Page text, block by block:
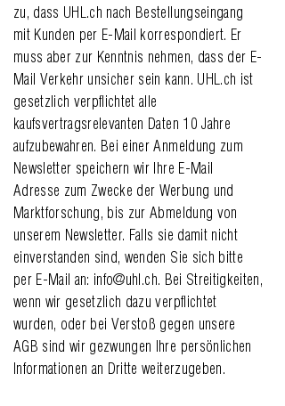
zu, dass UHL.ch nach Bestellungseingang
mit Kunden per E-Mail korrespondiert. Er
muss aber zur Kenntnis nehmen, dass der E-
Mail Verkehr unsicher sein kann. UHL.ch ist
gesetzlich verpflichtet alle
kaufsvertragsrelevanten Daten 10 Jahre
aufzubewahren. Bei einer Anmeldung zum
Newsletter speichern wir Ihre E-Mail
Adresse zum Zwecke der Werbung und
Marktforschung, bis zur Abmeldung von
unserem Newsletter. Falls sie damit nicht
einverstanden sind, wenden Sie sich bitte
per E-Mail an: info@uhl.ch. Bei Streitigkeiten,
wenn wir gesetzlich dazu verpflichtet
wurden, oder bei Verstoß gegen unsere
AGB sind wir gezwungen Ihre persönlichen
Informationen an Dritte weiterzugeben.